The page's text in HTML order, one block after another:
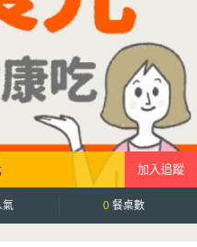
氣 0 餐桌數